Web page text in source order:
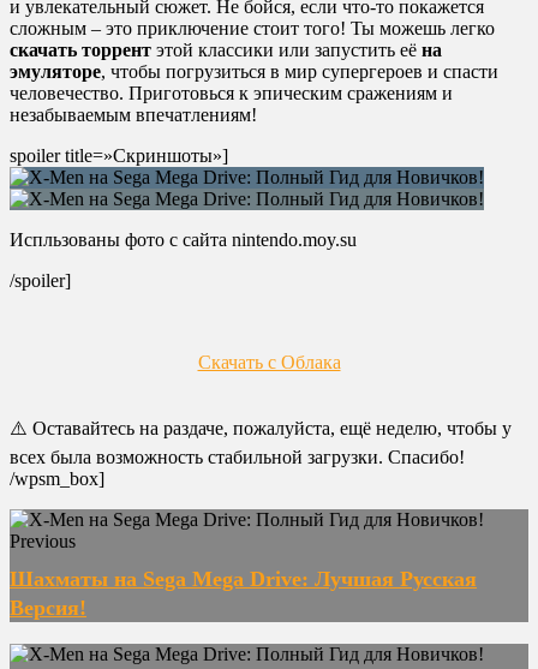
и увлекательный сюжет. Не бойся, если что-то покажется
сложным – это приключение стоит того! Ты можешь легко
скачать торрент этой классики или запустить её на
эмуляторе, чтобы погрузиться в мир супергероев и спасти
человечество. Приготовься к эпическим сражениям и
незабываемым впечатлениям!
spoiler title=»Скриншоты»]
Испльзованы фото с сайта nintendo.moy.su
/spoiler]
Скачать с Облака
⚠️ Оставайтесь на раздаче, пожалуйста, ещё неделю, чтобы у
всех была возможность стабильной загрузки. Спасибо!
/wpsm_box]
Previous
Шахматы на Sega Mega Drive: Лучшая Русская
Версия!